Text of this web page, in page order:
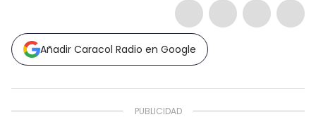
Añadir Caracol Radio en Google